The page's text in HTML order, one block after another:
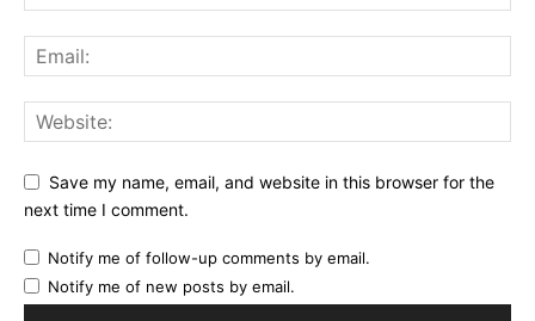
Save my name, email, and website in this browser for the
next time I comment.
Notify me of follow-up comments by email.
Notify me of new posts by email.